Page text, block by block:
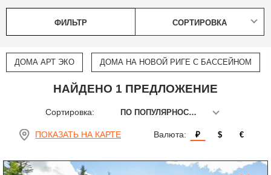
ФИЛЬТР СОРТИРОВКА
ДОМА АРТ ЭКО ДОМА НА НОВОЙ РИГЕ С БАССЕЙНОМ
НАЙДЕНО 1 ПРЕДЛОЖЕНИЕ
Сортировка: ПО ПОПУЛЯРНОСТИ
ПОКАЗАТЬ НА КАРТЕ Валюта: ₽ $ €